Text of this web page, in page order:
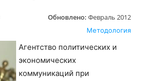
Обновлено: Февраль 2012
Методология
Агентство политических и
экономических
коммуникаций при